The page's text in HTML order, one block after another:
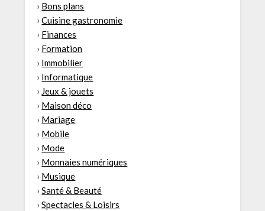
› Bons plans
›Cuisine gastronomie
› Finances
› Formation
› Immobilier
› Informatique
› Jeux & jouets
› Maison déco
› Mariage
› Mobile
› Mode
› Monnaies numériques
› Musique
›Santé & Beauté
›Spectacles & Loisirs